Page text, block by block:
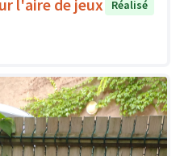
l'aire de jeux
Réalisé